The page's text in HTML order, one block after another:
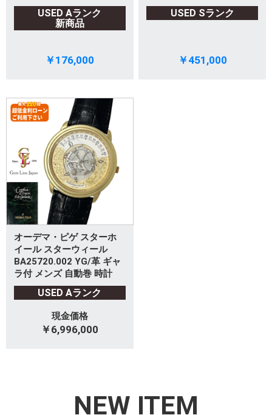
USED Aランク
新商品
￥176,000
USED Sランク
￥451,000
オーデマ・ピゲ スターホ
イール スターウィール
BA25720.002 YG/革 ギャ
ラ付 メンズ 自動巻 時計
USED Aランク
現金価格
￥6,996,000
NEW ITEM